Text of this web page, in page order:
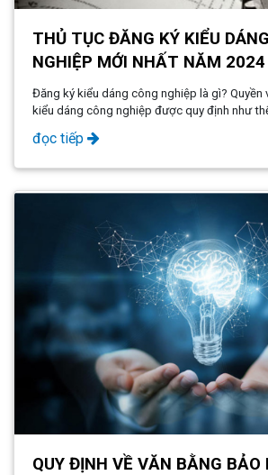
THỦ TỤC ĐĂNG KÝ KIỂU
NGHIỆP MỚI NHẤT NĂM 2024
Đăng ký kiểu dáng công nghiệp là gì? Quyền
kiểu dáng công nghiệp được quy định như
tục đăng ký công nghiệp bao gồm những
đọc tiếp
QUY ĐỊNH VỀ VĂN BẰNG BẢO